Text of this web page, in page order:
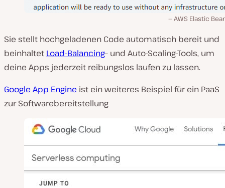
AWS Elastic
Sie stellt hochgeladenen Code automatisch bereit und
beinhaltet Load-Balancing– und Auto-Scaling-Tools, um
deine Apps jederzeit reibungslos laufen zu lassen.
Google App Engine ist ein weiteres Beispiel für ein PaaS
zur Softwarebereitstellung